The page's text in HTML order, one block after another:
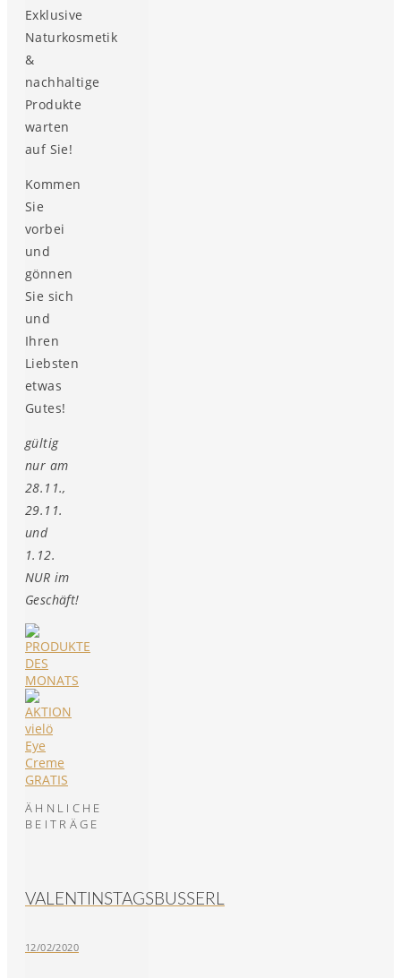
Exklusive
Naturkosmetik
&
nachhaltige
Produkte
warten
auf Sie!
Kommen
Sie
vorbei
und
gönnen
Sie sich
und
Ihren
Liebsten
etwas
Gutes!
gültig
nur am
28.11.,
29.11.
und
1.12.
NUR im
Geschäft!
ÄHNLICHE
BEITRÄGE
VALENTINSTAGSBUSSERL
12/02/2020